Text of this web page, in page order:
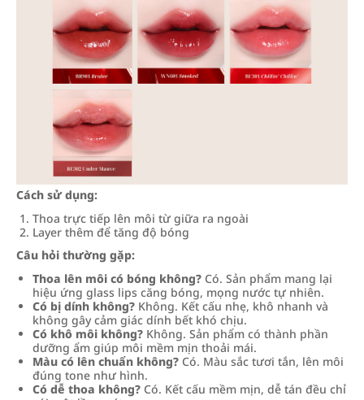
Cách sử dụng:
Thoa trực tiếp lên môi từ giữa ra ngoài
Layer thêm để tăng độ bóng
Câu hỏi thường gặp:
Thoa lên môi có bóng không? Có. Sản phẩm mang lại
hiệu ứng glass lips căng bóng, mọng nước tự nhiên.
Có bị dính không? Không. Kết cấu nhẹ, khô nhanh và
không gây cảm giác dính bết khó chịu.
Có khô môi không? Không. Sản phẩm có thành phần
dưỡng ẩm giúp môi mềm mịn thoải mái.
Màu có lên chuẩn không? Có. Màu sắc tươi tắn, lên môi
đúng tone như hình.
Có dễ thoa không? Có. Kết cấu mềm mịn, dễ tán đều chỉ